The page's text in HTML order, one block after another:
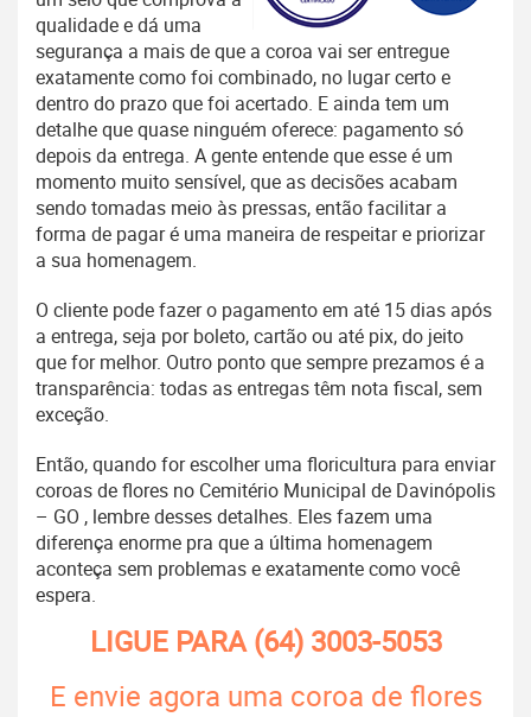
qualidade e dá uma
segurança a mais de que a coroa vai ser entregue
exatamente como foi combinado, no lugar certo e
dentro do prazo que foi acertado. E ainda tem um
detalhe que quase ninguém oferece: pagamento só
depois da entrega. A gente entende que esse é um
momento muito sensível, que as decisões acabam
sendo tomadas meio às pressas, então facilitar a
forma de pagar é uma maneira de respeitar e priorizar
a sua homenagem.
O cliente pode fazer o pagamento em até 15 dias após
a entrega, seja por boleto, cartão ou até pix, do jeito
que for melhor. Outro ponto que sempre prezamos é a
transparência: todas as entregas têm nota fiscal, sem
exceção.
Então, quando for escolher uma floricultura para enviar
coroas de flores no Cemitério Municipal de Davinópolis
– GO , lembre desses detalhes. Eles fazem uma
diferença enorme pra que a última homenagem
aconteça sem problemas e exatamente como você
espera.
LIGUE PARA(64) 3003-5053
E envie agora uma coroa de flores